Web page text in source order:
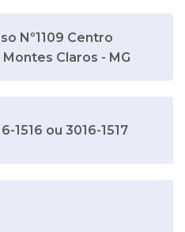
Nº1109 Centro
Claros - MG
1516 ou 3016-1517